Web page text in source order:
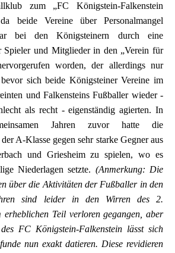
zum „FC Königstein-Falkenstein
beide Vereine über Personalmangel
bei den Königsteinern durch eine
Spieler und Mitglieder in den „Verein für
worden, der allerdings nur
sich beide Königsteiner Vereine im
und Falkensteins Fußballer wieder -
als recht - eigenständig agierten. In
Jahren zuvor hatte die
A-Klasse gegen sehr starke Gegner aus
und Griesheim zu spielen, wo es
Niederlagen setzte. (Anmerkung: Die
über die Aktivitäten der Fußballer in den
sind leider in den Wirren des 2.
erheblichen Teil verloren gegangen, aber
FC Königstein-Falkenstein lässt sich
nun exakt datieren. Diese revidieren